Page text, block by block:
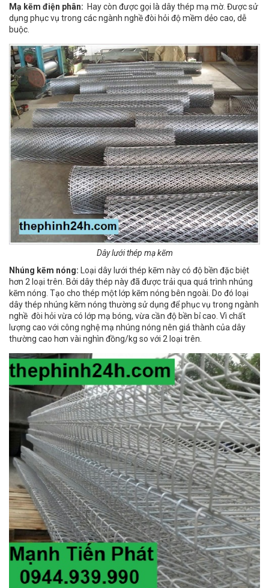
Mạ kẽm điện phân: Hay còn được gọi là dây thép mạ mờ. Được sử
dụng phục vụ trong các ngành nghề đòi hỏi độ mềm dẻo cao, dễ
buộc.
Dây lưới thép mạ kẽm
Nhúng kẽm nóng: Loại dây lưới thép kẽm này có độ bền đặc biệt
hơn 2 loại trên. Bởi dây thép này đã được trải qua quá trình nhúng
kẽm nóng. Tạo cho thép một lớp kẽm nóng bên ngoài. Do đó loại
dây thép nhúng kẽm nóng thường sử dụng để phục vụ trong ngành
nghề đòi hỏi vừa có lớp mạ bóng, vừa cần độ bền bỉ cao. Vì chất
lượng cao với công nghệ mạ nhúng nóng nên giá thành của dây
thường cao hơn vài nghìn đồng/kg so với 2 loại trên.